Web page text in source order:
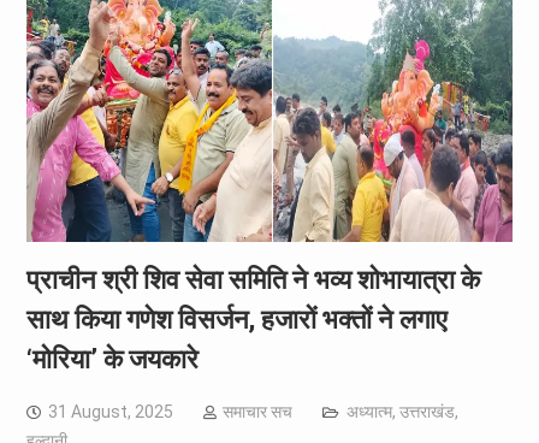
प्राचीन श्री शिव सेवा समिति ने भव्य शोभायात्रा के
साथ किया गणेश विसर्जन, हजारों भक्तों ने लगाए
‘मोरिया’ के जयकारे
31 August, 2025 समाचार सच अध्यात्म, उत्तराखंड,